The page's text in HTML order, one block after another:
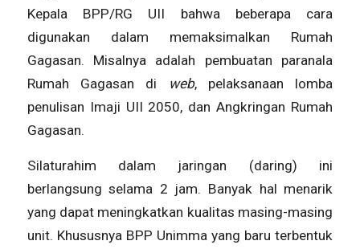
Kepala BPP/RG UII bahwa beberapa cara
digunakan dalam memaksimalkan Rumah
Gagasan. Misalnya adalah pembuatan paranala
Rumah Gagasan di
web, pelaksanaan lomba
penulisan Imaji UII 2050, dan Angkringan Rumah
Gagasan.
Silaturahim dalam jaringan (daring) ini
berlangsung selama 2 jam. Banyak hal menarik
yang dapat meningkatkan kualitas masing-masing
unit. Khususnya BPP Unimma yang baru terbentuk